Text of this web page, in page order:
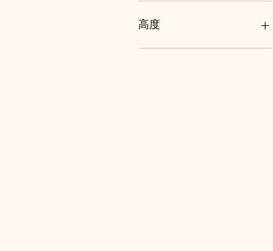
JP¥270
高度
身高 5 厘米